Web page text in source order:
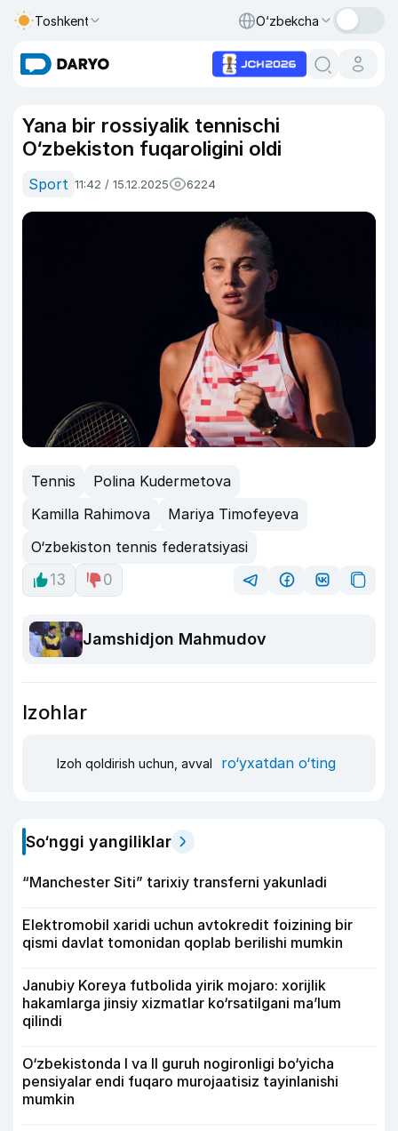
Toshkent O‘zbekcha
Yana bir rossiyalik tennischi
O‘zbekiston fuqaroligini oldi
Sport 11:42 / 15.12.2025 6224
Tennis
Polina Kudermetova
Kamilla Rahimova
Mariya Timofeyeva
O‘zbekiston tennis federatsiyasi
13
0
Jamshidjon Mahmudov
Izohlar
Izoh qoldirish uchun, avval ro‘yxatdan o‘ting
So‘nggi yangiliklar
“Manchester Siti” tarixiy transferni yakunladi
Elektromobil xaridi uchun avtokredit foizining bir
qismi davlat tomonidan qoplab berilishi mumkin
Janubiy Koreya futbolida yirik mojaro: xorijlik
hakamlarga jinsiy xizmatlar ko‘rsatilgani ma’lum
qilindi
O‘zbekistonda I va II guruh nogironligi bo‘yicha
pensiyalar endi fuqaro murojaatisiz tayinlanishi
mumkin